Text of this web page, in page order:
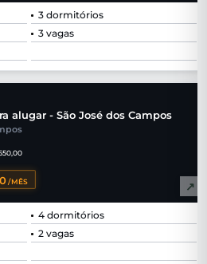
3 dormitórios
3 vagas
alugar - São José dos Campos
/MÊS ↗
4 dormitórios
2 vagas